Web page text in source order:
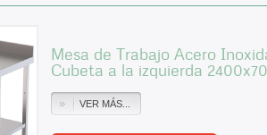
Mesa de Trabajo Acero
Cubeta a la izquierda
VER MÁS...